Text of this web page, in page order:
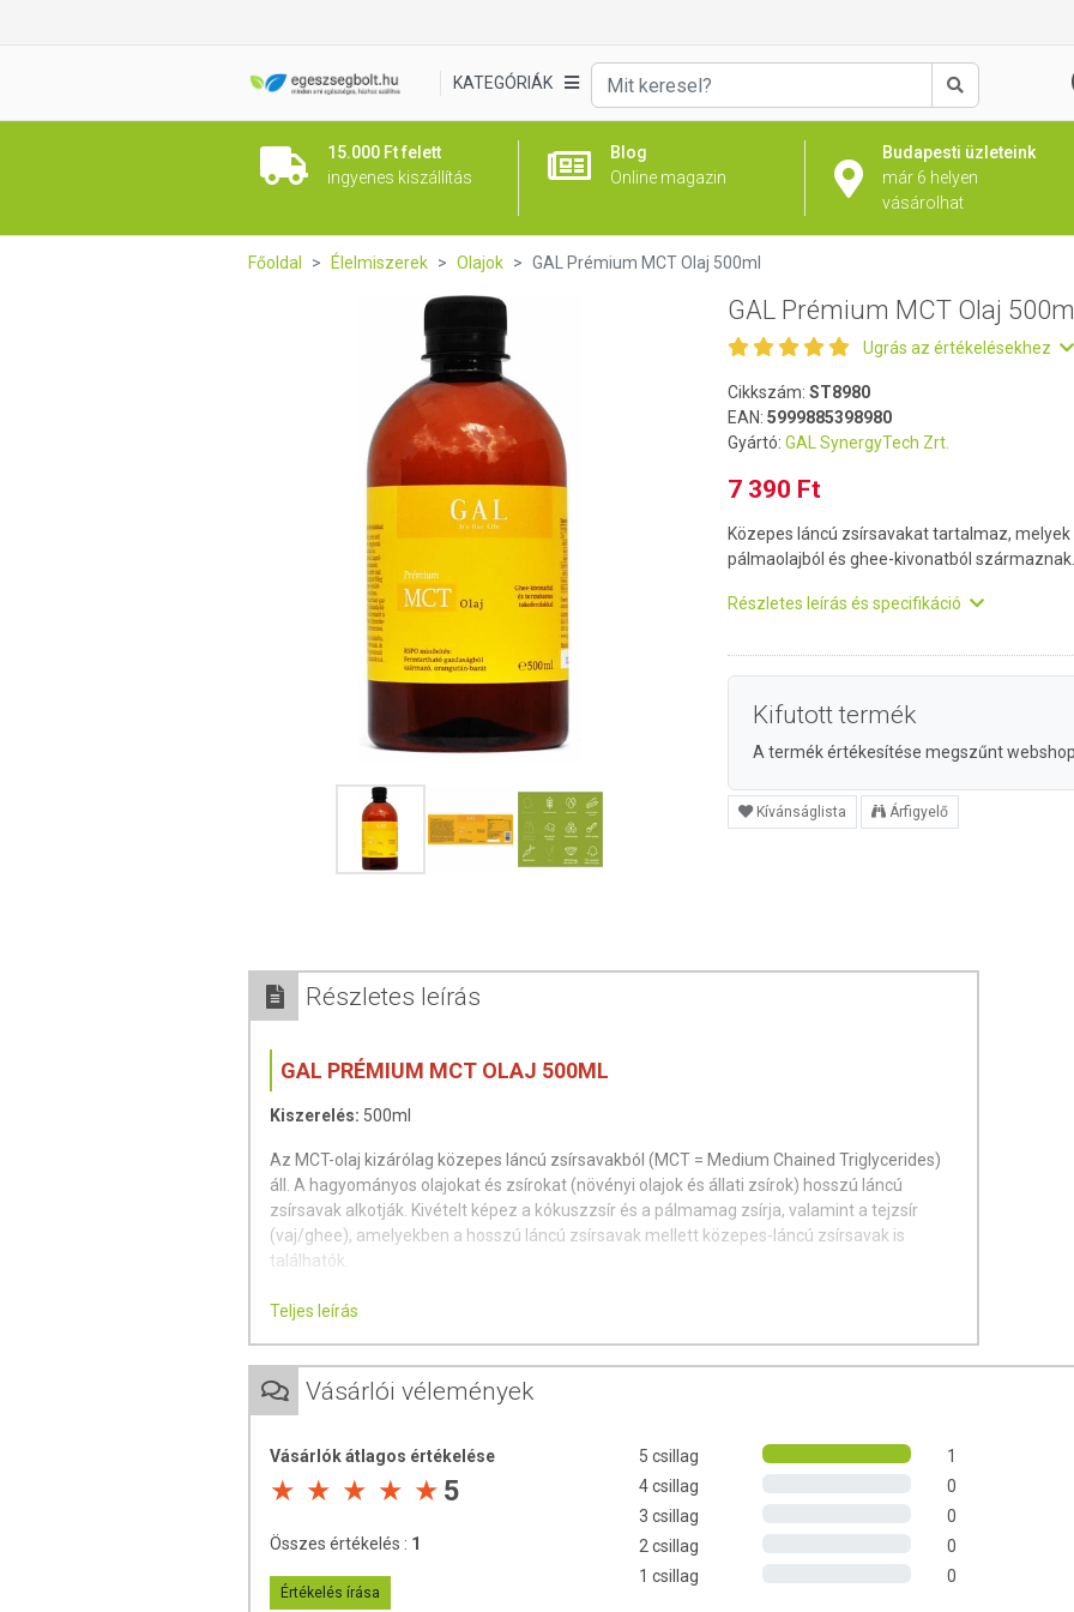
KATEGÓRIÁK
Keresés
15.000 Ft felett
ingyenes kiszállítás
Blog
Online magazin
Budapesti üzleteink
már 6 helyen
vásárolhat
Főoldal Élelmiszerek Olajok GAL Prémium MCT Olaj 500ml
GAL Prémium MCT Olaj
Ugrás az értékelésekhez
Cikkszám: ST8980
EAN: 5999885398980
Gyártó: GAL SynergyTech Zrt.
7 390 Ft
Közepes láncú zsírsavakat tartalmaz, melyek
pálmaolajból és ghee-kivonatból származnak.
Részletes leírás és specifikáció
Kifutott termék
A termék értékesítése megszűnt
Kívánságlista Árfigyelő
Részletes leírás
GAL PRÉMIUM MCT OLAJ 500ML
Kiszerelés: 500ml
Az MCT-olaj kizárólag közepes láncú zsírsavakból (MCT = Medium Chained Triglycerides)
áll. A hagyományos olajokat és zsírokat (növényi olajok és állati zsírok) hosszú láncú
zsírsavak alkotják. Kivételt képez a kókuszzsír és a pálmamag zsírja, valamint a tejzsír
(vaj/ghee), amelyekben a hosszú láncú zsírsavak mellett közepes-láncú zsírsavak is
találhatók.
A közepes láncú zsírsavak emésztéséhez nincs szükség epesavra, így gyorsabban
termeli, míg a laurinsav kevesebbet. Termékünk ezért kizárólag kapril- és kaprinsavat
- kapronsav (C6)
- laurinsav (C12) – ez a különleges eset
Teljes leírás
Vásárlói vélemények
Vásárlók átlagos értékelése
5
Összes értékelés : 1
Értékelés írása
5 csillag
1
4 csillag
0
3 csillag
0
2 csillag
0
1 csillag
0